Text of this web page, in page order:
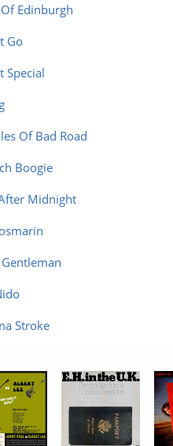
Edinburgh
Go
Special
Of Bad Road
Boogie
Midnight
Stroke